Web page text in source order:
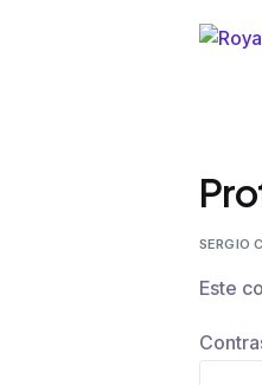
SERGIO
Este